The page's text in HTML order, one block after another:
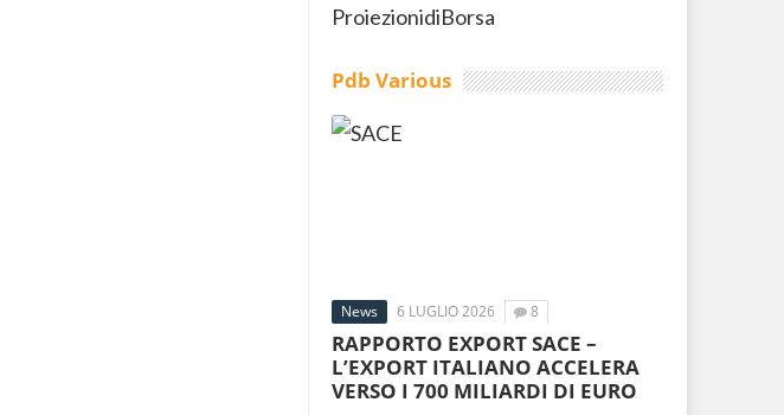
Pdb Various
News 6 LUGLIO 2026 8
RAPPORTO EXPORT SACE –
L’EXPORT ITALIANO ACCELERA
VERSO I 700 MILIARDI DI EURO